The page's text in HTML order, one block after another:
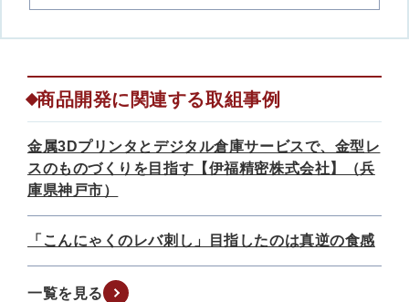
商品開発に関連する取組事例
金属3Dプリンタとデジタル倉庫サービスで、金型レ
スのものづくりを目指す【伊福精密株式会社】（兵
庫県神戸市）
「こんにゃくのレバ刺し」目指したのは真逆の食感
一覧を見る